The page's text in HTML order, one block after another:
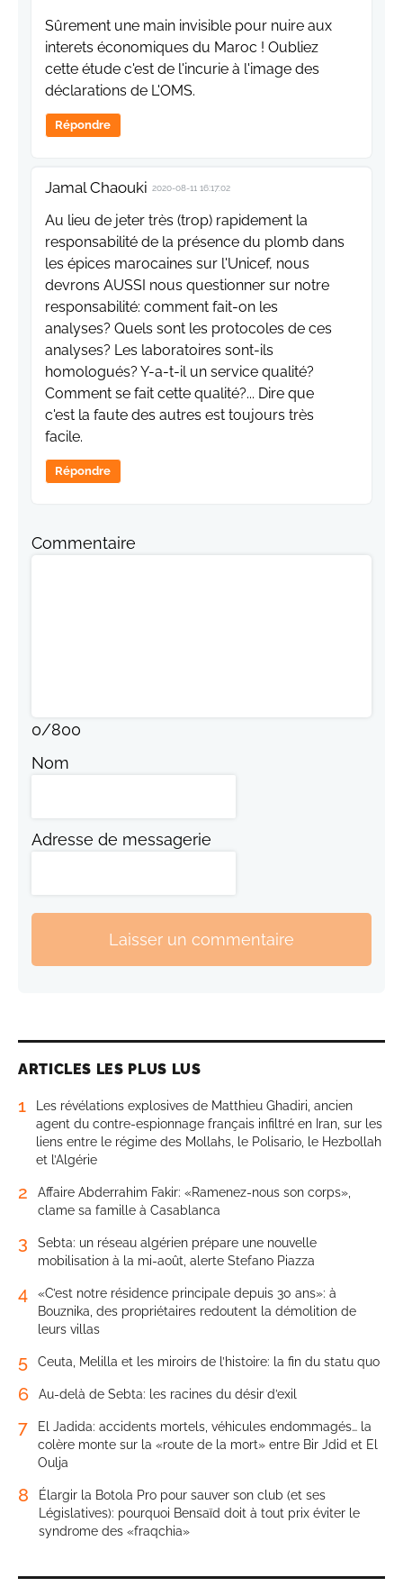
Sûrement une main invisible pour nuire aux
interets économiques du Maroc ! Oubliez
cette étude c'est de l'incurie à l'image des
déclarations de L'OMS.
Répondre
Jamal Chaouki 2020-08-11 16:17:02
Au lieu de jeter très (trop) rapidement la
responsabilité de la présence du plomb dans
les épices marocaines sur l'Unicef, nous
devrons AUSSI nous questionner sur notre
responsabilité: comment fait-on les
analyses? Quels sont les protocoles de ces
analyses? Les laboratoires sont-ils
homologués? Y-a-t-il un service qualité?
Comment se fait cette qualité?... Dire que
c'est la faute des autres est toujours très
facile.
Répondre
Commentaire
0/800
Nom
Adresse de messagerie
Laisser un commentaire
ARTICLES LES PLUS LUS
1
Les révélations explosives de Matthieu Ghadiri, ancien
agent du contre-espionnage français infiltré en Iran, sur les
liens entre le régime des Mollahs, le Polisario, le Hezbollah
et l’Algérie
2
Affaire Abderrahim Fakir: «Ramenez-nous son corps»,
clame sa famille à Casablanca
3
Sebta: un réseau algérien prépare une nouvelle
mobilisation à la mi-août, alerte Stefano Piazza
4
«C’est notre résidence principale depuis 30 ans»: à
Bouznika, des propriétaires redoutent la démolition de
leurs villas
5 Ceuta, Melilla et les miroirs de l’histoire: la fin du statu quo
6 Au-delà de Sebta: les racines du désir d’exil
7
El Jadida: accidents mortels, véhicules endommagés… la
colère monte sur la «route de la mort» entre Bir Jdid et El
Oulja
8
Élargir la Botola Pro pour sauver son club (et ses
Législatives): pourquoi Bensaïd doit à tout prix éviter le
syndrome des «fraqchia»